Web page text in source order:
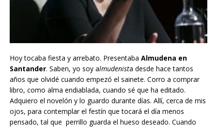
Hoy tocaba fiesta y arrebato. Presentaba Almudena en
Santander. Saben, yo soy almudenista desde hace tantos
años que olvidé cuando empezó el sainete. Corro a comprar
libro, como alma endiablada, cuando sé que ha editado.
Adquiero el novelón y lo guardo durante días. Allí, cerca de mis
ojos, para contemplar el festín que tocará el día menos
pensado, tal que perrillo guarda el hueso deseado. Cuando